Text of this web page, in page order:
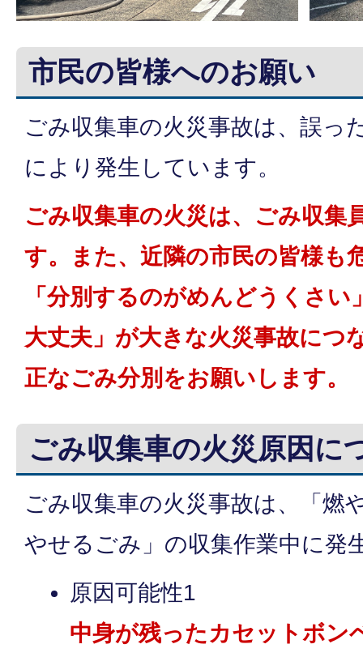
市民の皆様へのお願い
ごみ収集車の火災事故は、誤っ
により発生しています。
ごみ収集車の火災は、ごみ収集
す。また、近隣の市民の皆様も
「分別するのがめんどうくさ
大丈夫」が大きな火災事故につ
正なごみ分別をお願いします。
ごみ収集車の火災原因に
ごみ収集車の火災事故は、「燃
やせるごみ」の収集作業中に発
原因可能性1
中身が残ったカセットボン